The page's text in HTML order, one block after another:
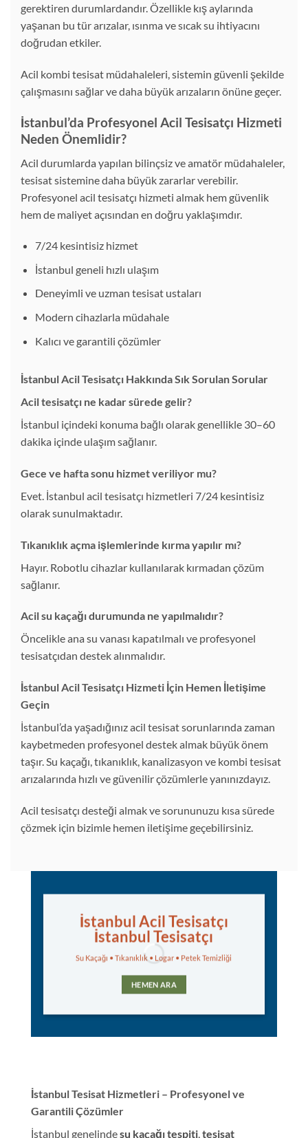
gerektiren durumlardandır. Özellikle kış aylarında
yaşanan bu tür arızalar, ısınma ve sıcak su ihtiyacını
doğrudan etkiler.
Acil kombi tesisat müdahaleleri, sistemin güvenli şekilde
çalışmasını sağlar ve daha büyük arızaların önüne geçer.
İstanbul’da Profesyonel Acil Tesisatçı Hizmeti
Neden Önemlidir?
Acil durumlarda yapılan bilinçsiz ve amatör müdahaleler,
tesisat sistemine daha büyük zararlar verebilir.
Profesyonel acil tesisatçı hizmeti almak hem güvenlik
hem de maliyet açısından en doğru yaklaşımdır.
7/24 kesintisiz hizmet
İstanbul geneli hızlı ulaşım
Deneyimli ve uzman tesisat ustaları
Modern cihazlarla müdahale
Kalıcı ve garantili çözümler
İstanbul Acil Tesisatçı Hakkında Sık Sorulan Sorular
Acil tesisatçı ne kadar sürede gelir?
İstanbul içindeki konuma bağlı olarak genellikle 30–60
dakika içinde ulaşım sağlanır.
Gece ve hafta sonu hizmet veriliyor mu?
Evet. İstanbul acil tesisatçı hizmetleri 7/24 kesintisiz
olarak sunulmaktadır.
Tıkanıklık açma işlemlerinde kırma yapılır mı?
Hayır. Robotlu cihazlar kullanılarak kırmadan çözüm
sağlanır.
Acil su kaçağı durumunda ne yapılmalıdır?
Öncelikle ana su vanası kapatılmalı ve profesyonel
tesisatçıdan destek alınmalıdır.
İstanbul Acil Tesisatçı Hizmeti İçin Hemen İletişime
Geçin
İstanbul’da yaşadığınız acil tesisat sorunlarında zaman
kaybetmeden profesyonel destek almak büyük önem
taşır. Su kaçağı, tıkanıklık, kanalizasyon ve kombi tesisat
arızalarında hızlı ve güvenilir çözümlerle yanınızdayız.
Acil tesisatçı desteği almak ve sorununuzu kısa sürede
çözmek için bizimle hemen iletişime geçebilirsiniz.
İstanbul Acil Tesisatçı
İstanbul Tesisatçı
Su Kaçağı • Tıkanıklık • Logar • Petek Temizliği
HEMEN ARA
İstanbul Tesisat Hizmetleri – Profesyonel ve
Garantili Çözümler
İstanbul genelindesu kaçağı tespiti,tesisat